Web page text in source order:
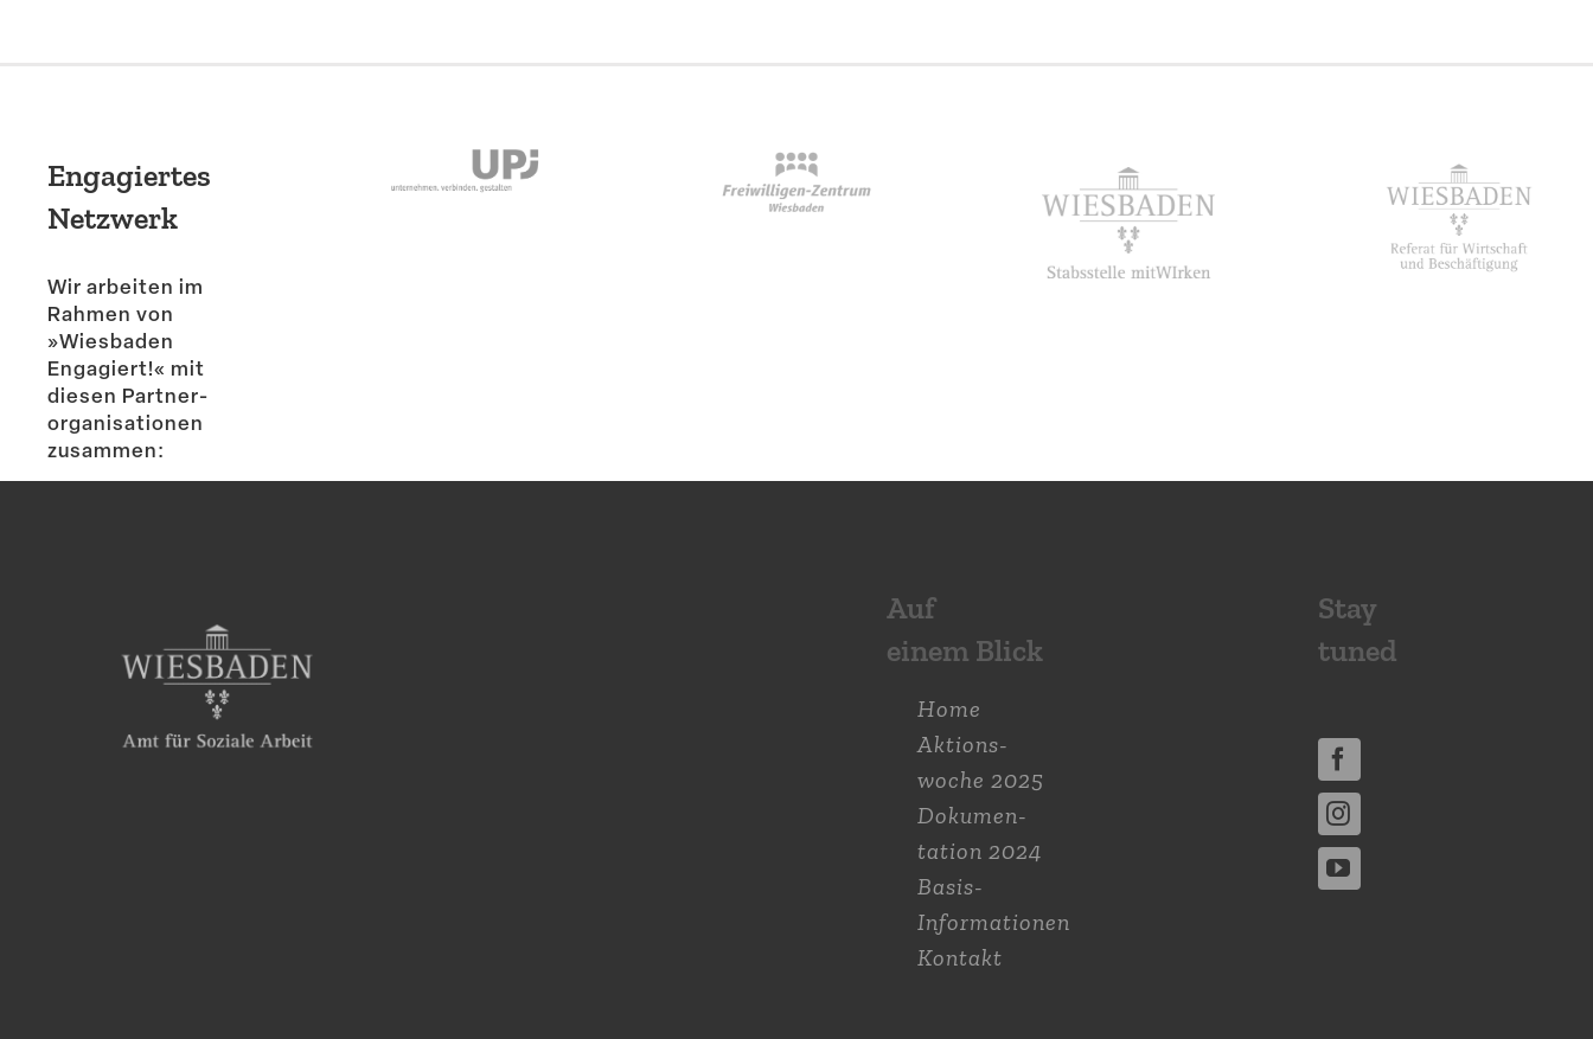
Engagiertes
Netzwerk
Wir arbeiten im
Rahmen von
»Wiesbaden
Engagiert!« mit
diesen Partner­
or­ga­ni­sa­tionen
zusammen:
Auf
einem Blick
Home
Aktions­
woche 2025
Dokumen­
tation 2024
Basis-
Informationen
Kontakt
Stay
tuned